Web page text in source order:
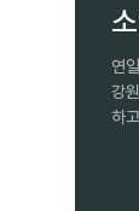
연
강
하